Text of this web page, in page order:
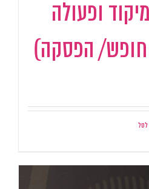
ופעולה
חופש/ הפסקה)
לסל